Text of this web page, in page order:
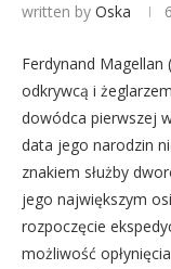
written by Oska
Ferdynand Magellan
odkrywcą i
dowódca pierwszej
data jego narodzin
znakiem służby
jego największym
rozpoczęcie
możliwość